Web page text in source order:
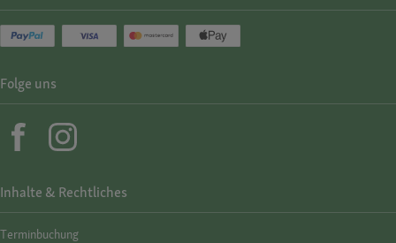
Inhalte & Rechtliches
Termin­buchung
Folge uns